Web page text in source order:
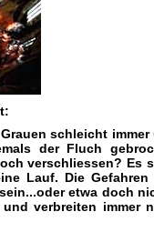
schleicht immer
der Fluch
verschliessen? Es
Lauf. Die Gefahren
etwa doch
verbreiten immer